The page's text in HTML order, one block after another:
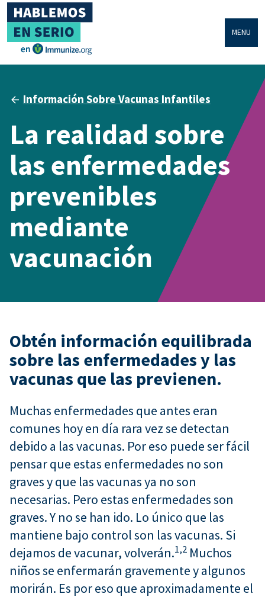
MENU
Información Sobre Vacunas Infantiles
La realidad sobre
las enfermedades
prevenibles
mediante
vacunación
Obtén información equilibrada
sobre las enfermedades y las
vacunas que las previenen.
Muchas enfermedades que antes eran
comunes hoy en día rara vez se detectan
debido a las vacunas. Por eso puede ser fácil
pensar que estas enfermedades no son
graves y que las vacunas ya no son
necesarias. Pero estas enfermedades son
graves. Y no se han ido. Lo único que las
mantiene bajo control son las vacunas. Si
dejamos de vacunar, volverán.1,2 Muchos
niños se enfermarán gravemente y algunos
morirán. Es por eso que aproximadamente el